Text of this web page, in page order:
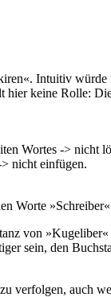
Intuitiv
keine Rolle:
Wortes -> nicht
nicht einfügen.
Worte
von
sein, den
auch